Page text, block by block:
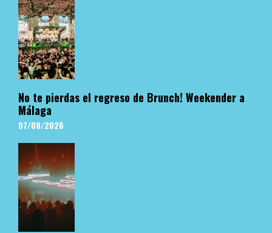
No te pierdas el regreso de Brunch! Weekender a
Málaga
07/08/2026